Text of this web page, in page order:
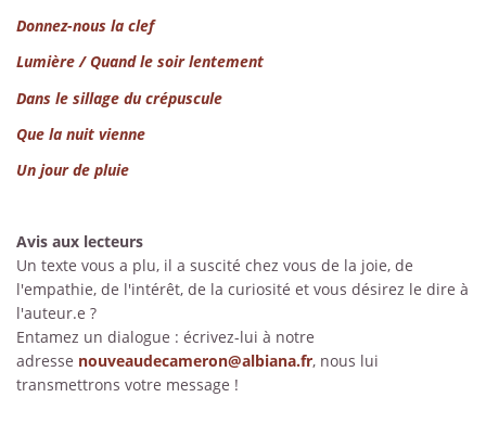
Donnez-nous la clef
Lumière / Quand le soir lentement
Dans le sillage du crépuscule
Que la nuit vienne
Un jour de pluie
Avis aux lecteurs
Un texte vous a plu, il a suscité chez vous de la joie, de
l'empathie, de l'intérêt, de la curiosité et vous désirez le dire à
l'auteur.e ?
Entamez un dialogue : écrivez-lui à notre
adresse nouveaudecameron@albiana.fr, nous lui
transmettrons votre message !